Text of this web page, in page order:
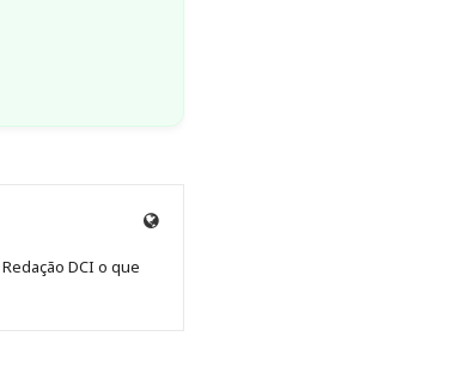
Site
DCI o que